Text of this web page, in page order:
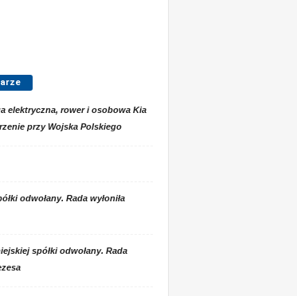
elektryczna, rower i osobowa Kia
przy Wojska Polskiego
odwołany. Rada wyłoniła
spółki odwołany. Rada